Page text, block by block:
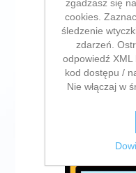
zgadzasz się
cookies.
śledzenie
zdarzeń.
odpowiedź
kod dostępu /
Nie włączaj w